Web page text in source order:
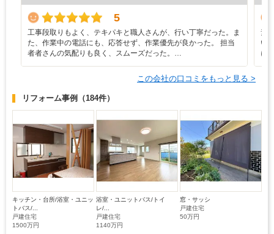
5
工事段取りもよく、テキパキと職人さんが、行い丁寧だった。ま
た、作業中の電話にも、応答せず、作業優先が良かった。 担当
者者さんの気配りも良く、スムーズだった。…
素
い
に
この会社の口コミをもっと見る >
リフォーム事例 （184件）
キッチン・台所/浴室・ユニッ
トバス/...
戸建住宅
1500万円
浴室・ユニットバス/トイ
レ/...
戸建住宅
1140万円
窓・サッシ
戸建住宅
50万円